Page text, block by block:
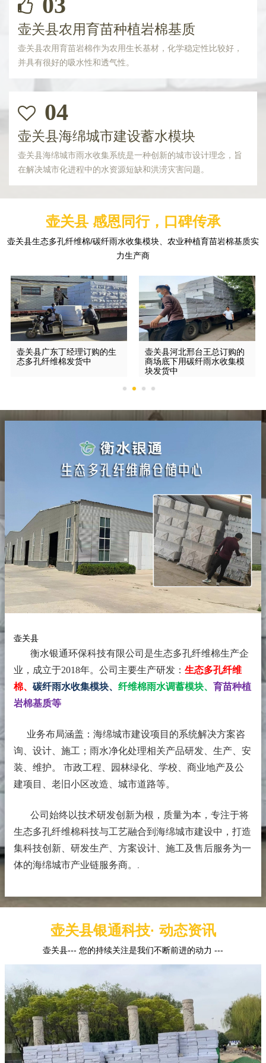
壶关县农用育苗种植岩棉基质
壶关县农用育苗岩棉作为农用生长基材，化学稳定性比较好，
并具有很好的吸水性和透气性。
04
壶关县海绵城市建设蓄水模块
壶关县海绵城市雨水收集系统是一种创新的城市设计理念，旨
在解决城市化进程中的水资源短缺和洪涝灾害问题。
壶关县 感恩同行，口碑传承
壶关县生态多孔纤维棉/碳纤雨水收集模块、农业种植育苗岩棉基质实
力生产商
壶关县广东丁经理订购的生
态多孔纤维棉发货中
壶关县河北邢台王总订购的
商场底下用碳纤雨水收集模
块发货中
壶关县
衡水银通环保科技有限公司是生态多孔纤维棉生产企
业，成立于2018年。 公司主要生产研发： 生态多孔纤维
棉、 碳纤雨水收集模块、 纤维棉雨水调蓄模块、 育苗种植
岩棉基质等
业务布局涵盖：海绵城市建设项目的系统解决方案咨
询、设计、施工；雨水净化处理相关产品研发、生产、安
装、维护。 市政工程、园林绿化、学校、商业地产及公
建项目、老旧小区改造、城市道路等。
公司始终以技术研发创新为根，质量为本，专注于将
生态多孔纤维棉科技与工艺融合到海绵城市建设中，打造
集科技创新、研发生产、方案设计、施工及售后服务为一
体的海绵城市产业链服务商。
壶关县银通科技· 动态资讯
壶关县--- 您的持续关注是我们不断前进的动力 ---